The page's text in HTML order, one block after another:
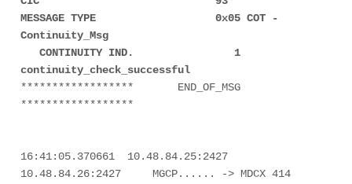
MESSAGE TYPE                   0x05 COT -
Continuity_Msg
continuity_check_successful